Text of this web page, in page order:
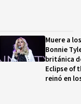
Muere a
Bonnie
británica
Eclipse of
reinó en